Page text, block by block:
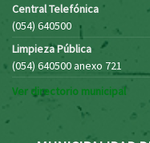
Central Telefónica
(054) 640500
Limpieza Pública
(054) 640500 anexo 721
Ver directorio municipal